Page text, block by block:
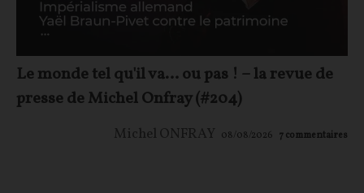
Le monde tel qu'il va… ou pas ! – la revue de
presse de Michel Onfray (#204)
Michel ONFRAY 08/08/2026 7commentaires